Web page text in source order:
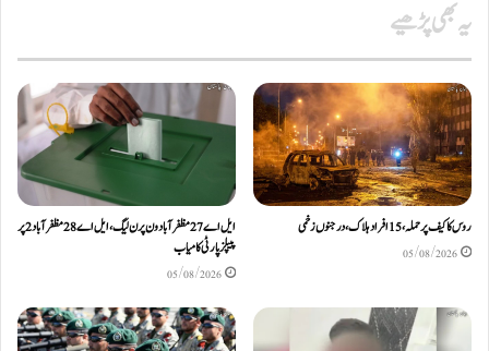
یہ بھی پڑھیے
روس کا کیف پر حملہ، 15 افراد ہلاک، درجنوں زخمی
05/08/2026
ایل اے 27 مظفرآباد ون پر ن لیگ، ایل اے 28 مظفر آباد 2 پر
پیپلز پارٹی کامیاب
05/08/2026